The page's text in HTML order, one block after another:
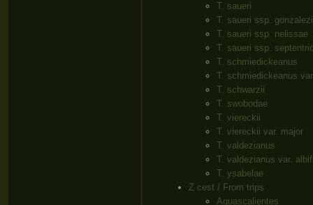
T. saueri
T. saueri ssp.
T. saueri ssp. nelissae
T. saueri ssp.
T. schmiedickeanus
T. schmiedickeanus
T. schwarzii
T. swobodae
T. viereckii
T. viereckii var. major
T. valdezianus
T. valdezianus var.
T. ysabelae
Z cest / From trips
Aguascalientes